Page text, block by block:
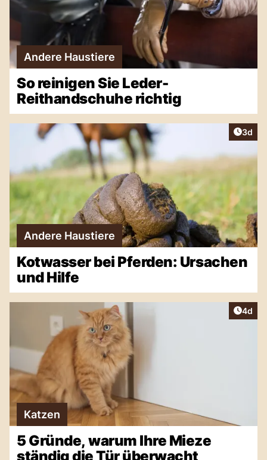
Andere Haustiere
So reinigen Sie Leder-
Reithandschuhe richtig
3d
Andere Haustiere
Kotwasser bei Pferden: Ursachen
und Hilfe
4d
Katzen
5 Gründe, warum Ihre Mieze
ständig die Tür überwacht